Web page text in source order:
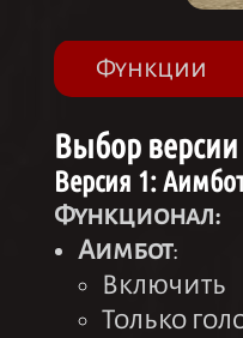
Функции
Выбор
Версия 1:
Функционал:
Аимбот:
Включить
Только